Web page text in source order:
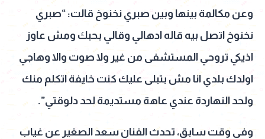
وعن مكالمة بينها وبين صبري نخنوخ قالت: “صبري
نخنوخ اتصل بيه قاله ادهالي وقالي بحبك ومش عاوز
اذيكي تروحي المستشفى من غير ولا صوت والا وهاجي
اولدك بلدي انا مش بتبلى عليك كنت خايفة اتكلم منك
ولحد النهاردة عندي عاهة مستديمة لحد دلوقتي”.
وفي وقت سابق، تحدث الفنان سعد الصغير عن غياب